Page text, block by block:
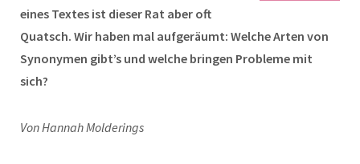
eines Textes ist dieser Rat aber oft
Quatsch. Wir haben mal aufgeräumt: Welche Arten von
Synonymen gibt’s und welche bringen Probleme mit
sich?
Von Hannah Molderings